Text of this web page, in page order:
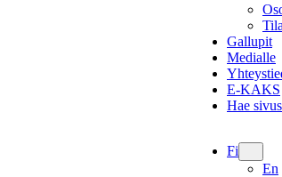
Gallupit
Medialle
E-KAKS
Hae
Fi
En